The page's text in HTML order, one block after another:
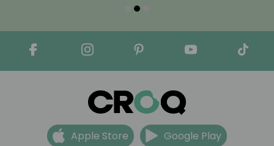
Apple Store Google Play